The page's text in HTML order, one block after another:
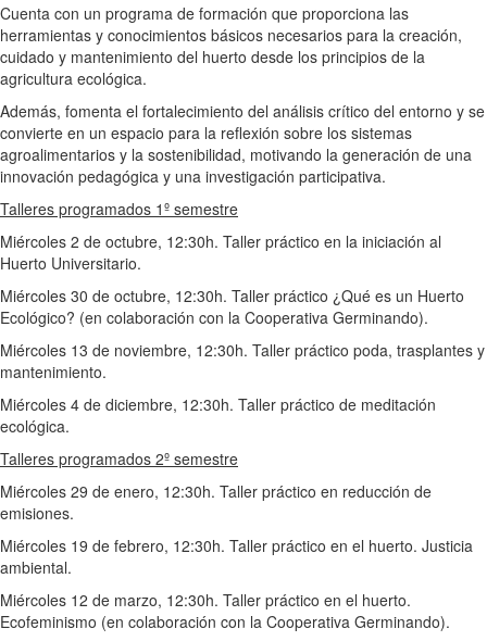
Cuenta con un programa de formación que proporciona las
herramientas y conocimientos básicos necesarios para la creación,
cuidado y mantenimiento del huerto desde los principios de la
agricultura ecológica.
Además, fomenta el fortalecimiento del análisis crítico del entorno y se
convierte en un espacio para la reflexión sobre los sistemas
agroalimentarios y la sostenibilidad, motivando la generación de una
innovación pedagógica y una investigación participativa.
Talleres programados 1º semestre
Miércoles 2 de octubre, 12:30h. Taller práctico en la iniciación al
Huerto Universitario.
Miércoles 30 de octubre, 12:30h. Taller práctico ¿Qué es un Huerto
Ecológico? (en colaboración con la Cooperativa Germinando).
Miércoles 13 de noviembre, 12:30h. Taller práctico poda, trasplantes y
mantenimiento.
Miércoles 4 de diciembre, 12:30h. Taller práctico de meditación
ecológica.
Talleres programados 2º semestre
Miércoles 29 de enero, 12:30h. Taller práctico en reducción de
emisiones.
Miércoles 19 de febrero, 12:30h. Taller práctico en el huerto. Justicia
ambiental.
Miércoles 12 de marzo, 12:30h. Taller práctico en el huerto.
Ecofeminismo (en colaboración con la Cooperativa Germinando).